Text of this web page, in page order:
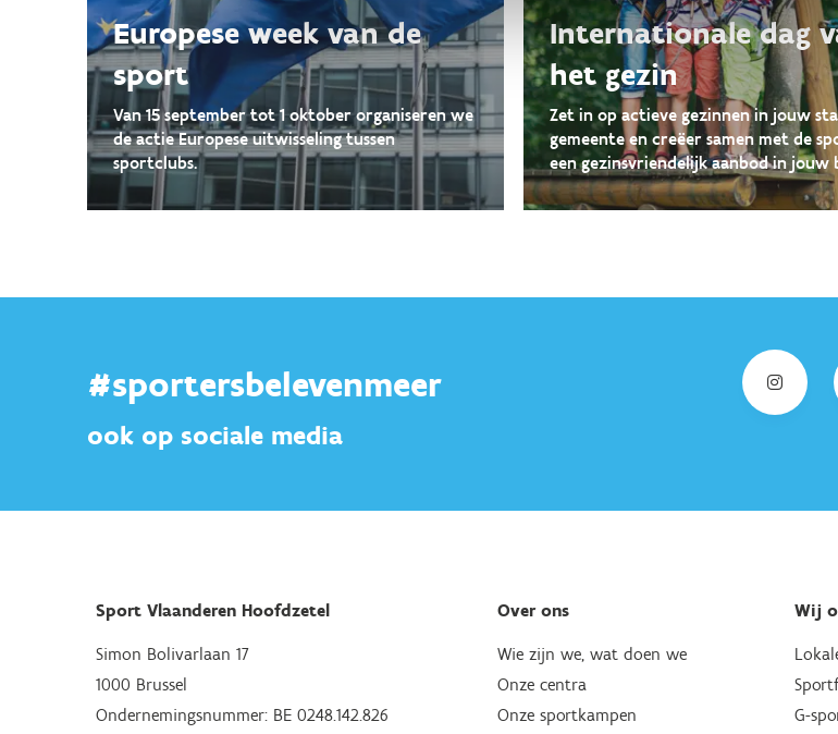
Europese week van de
sport
Van 15 september tot 1 oktober organiseren we
de actie Europese uitwisseling tussen
sportclubs.
Internationale dag
het gezin
Zet in op actieve gezinnen in jouw
gemeente en creëer samen met de
een gezinsvriendelijk aanbod in jouw
#sportersbelevenmeer
ook op sociale media
Sport Vlaanderen Hoofdzetel
Simon Bolivarlaan 17
1000 Brussel
Ondernemingsnummer: BE 0248.142.826
Over ons
Wie zijn we, wat doen we
Onze centra
Onze sportkampen
Wij
G-